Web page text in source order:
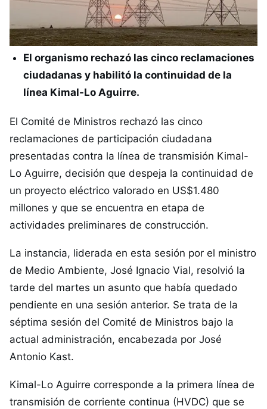
El organismo rechazó las cinco reclamaciones
ciudadanas y habilitó la continuidad de la
línea Kimal-Lo Aguirre.
El Comité de Ministros rechazó las cinco
reclamaciones de participación ciudadana
presentadas contra la línea de transmisión Kimal-
Lo Aguirre, decisión que despeja la continuidad de
un proyecto eléctrico valorado en US$1.480
millones y que se encuentra en etapa de
actividades preliminares de construcción.
La instancia, liderada en esta sesión por el ministro
de Medio Ambiente, José Ignacio Vial, resolvió la
tarde del martes un asunto que había quedado
pendiente en una sesión anterior. Se trata de la
séptima sesión del Comité de Ministros bajo la
actual administración, encabezada por José
Antonio Kast.
Kimal-Lo Aguirre corresponde a la primera línea de
transmisión de corriente continua (HVDC) que se